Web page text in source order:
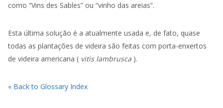
como “Vins des Sables” ou “vinho das areias”.
Esta última solução é a atualmente usada e, de fato, quase
todas as plantações de videira são feitas com porta-enxertos
de videira americana ( vitis lambrusca ).
« Back to Glossary Index